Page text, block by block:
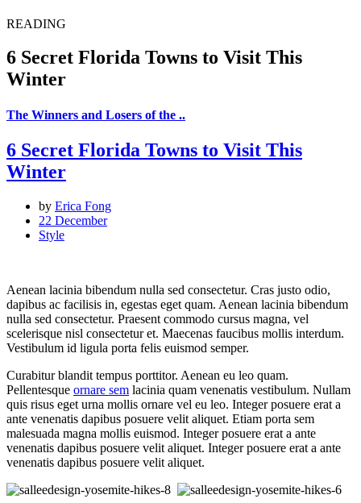
READING
6 Secret Florida Towns to Visit This
Winter
The Winners and Losers of the ..
6 Secret Florida Towns to Visit This
Winter
by Erica Fong
22 December
Style
Aenean lacinia bibendum nulla sed consectetur. Cras justo odio,
dapibus ac facilisis in, egestas eget quam. Aenean lacinia bibendum
nulla sed consectetur. Praesent commodo cursus magna, vel
scelerisque nisl consectetur et. Maecenas faucibus mollis interdum.
Vestibulum id ligula porta felis euismod semper.
Curabitur blandit tempus porttitor. Aenean eu leo quam.
Pellentesque ornare sem lacinia quam venenatis vestibulum. Nullam
quis risus eget urna mollis ornare vel eu leo. Integer posuere erat a
ante venenatis dapibus posuere velit aliquet. Etiam porta sem
malesuada magna mollis euismod. Integer posuere erat a ante
venenatis dapibus posuere velit aliquet. Integer posuere erat a ante
venenatis dapibus posuere velit aliquet.